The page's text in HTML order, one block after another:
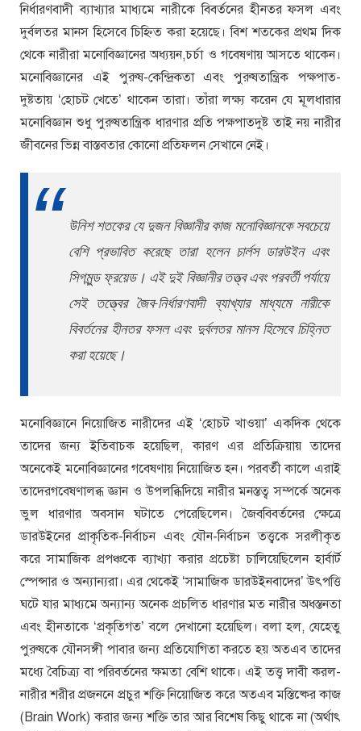
নির্ধারণবাদী ব্যাখ্যার মাধ্যমে নারীকে বিবর্তনের হীনতর ফসল এবং
দুর্বলতর মানস হিসেবে চিহ্নিত করা হয়েছে। বিশ শতকের প্রথম দিক
থেকে নারীরা মনোবিজ্ঞানের অধ্যয়ন,চর্চা ও গবেষণায় আসতে থাকেন।
মনোবিজ্ঞানের এই পুরুষ-কেন্দ্রিকতা এবং পুরুষতান্ত্রিক পক্ষপাত-
দুষ্টতায় ‘হোচট খেতে’ থাকেন তারা। তাঁরা লক্ষ্য করেন যে মূলধারার
মনোবিজ্ঞান শুধু পুরুষতান্ত্রিক ধারণার প্রতি পক্ষপাতদুষ্ট তাই নয় নারীর
জীবনের ভিন্ন বাস্তবতার কোনো প্রতিফলন সেখানে নেই।
উনিশ শতকের যে দুজন বিজ্ঞানীর কাজ মনোবিজ্ঞানকে সবচেয়ে
বেশি প্রভাবিত করেছে তারা হলেন চার্লস ডারউইন এবং
সিগমুন্ড ফ্রয়েড। এই দুই বিজ্ঞানীর তত্ত্ব এবং পরবর্তী পর্যায়ে
সেই তত্ত্বের জৈব-নির্ধারণবাদী ব্যাখ্যার মাধ্যমে নারীকে
বিবর্তনের হীনতর ফসল এবং দুর্বলতর মানস হিসেবে চিহ্নিত
করা হয়েছে।
মনোবিজ্ঞানে নিয়োজিত নারীদের এই ‘হোচট খাওয়া’ একদিক থেকে
তাদের জন্য ইতিবাচক হয়েছিল, কারণ এর প্রতিক্রিয়ায় তাদের
অনেকেই মনোবিজ্ঞানের গবেষণায় নিয়োজিত হন। পরবর্তী কালে এরাই
তাদেরগবেষণালব্ধ জ্ঞান ও উপলব্ধিদিয়ে নারীর মনস্তত্ব সম্পর্কে অনেক
ভুল ধারণার অবসান ঘটাতে পেরেছিলেন। জৈববিবর্তনের ক্ষেত্রে
ডারউইনের প্রাকৃতিক-নির্বাচন এবং যৌন-নির্বাচন তত্ত্বকে সরলীকৃত
করে সামাজিক প্রপঞ্চকে ব্যাখ্যা করার প্রচেষ্টা চালিয়েছিলেন হার্বার্ট
স্পেন্সার ও অন্যান্যরা। এর থেকেই ‘সামাজিক ডারউইনবাদের’ উৎপত্তি
ঘটে যার মাধ্যমে অন্যান্য অনেক প্রচলিত ধারণার মত নারীর অধস্তনতা
এবং হীনতাকে ‘প্রকৃতিগত’ বলে দেখানো হয়েছিল। বলা হল, যেহেতু
পুরুষকে যৌনসঙ্গী পাবার জন্য প্রতিযোগিতা করতে হয় অতএব তাদের
মধ্যে বৈচিত্র্য বা পরিবর্তনের ক্ষমতা বেশি থাকে। এই তত্ত্ব দাবী করল-
নারীর শরীর প্রজননে প্রচুর শক্তি নিয়োজিত করে অতএব মস্তিষ্কের কাজ
(Brain Work) করার জন্য শক্তি তার আর বিশেষ কিছু থাকে না (অর্থাৎ